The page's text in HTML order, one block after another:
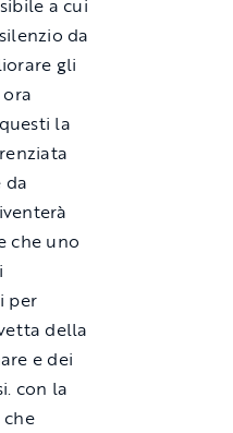
da
gli
la
da
che uno
per
della
e dei
con la